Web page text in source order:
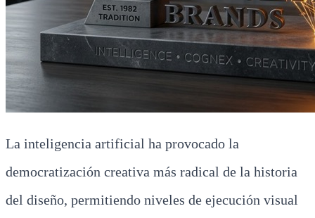
La inteligencia artificial ha provocado la
democratización creativa más radical de la historia
del diseño, permitiendo niveles de ejecución visual